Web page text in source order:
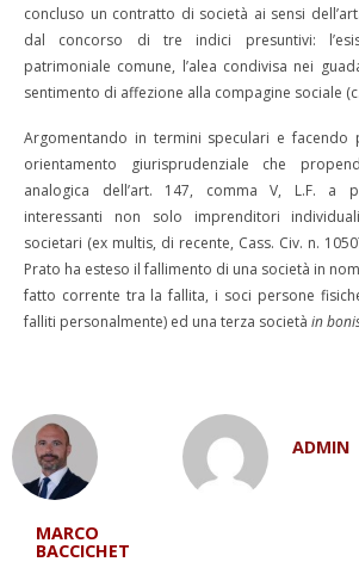
concluso un contratto di società ai sensi
dal concorso di tre indici presuntivi:
patrimoniale comune, l’alea condivisa nei
sentimento di affezione alla compagine sociale
Argomentando in termini speculari e
orientamento giurisprudenziale che
analogica dell’art. 147, comma V, L.F. a
interessanti non solo imprenditori
societari (ex multis, di recente, Cass. Civ. n.
Prato ha esteso il fallimento di una società in
fatto corrente tra la fallita, i soci persone
falliti personalmente) ed una terza società in
MARCO
BACCICHET
ADMIN